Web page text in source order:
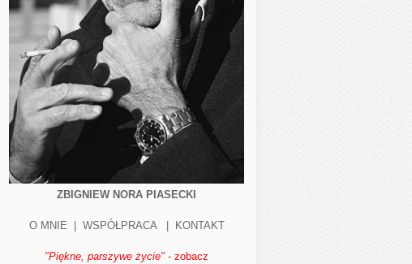
ZBIGNIEW NORA PIASECKI
O MNIE WSPÓŁPRACA| KONTAKT
"Piękne, parszywe życie" - zobacz